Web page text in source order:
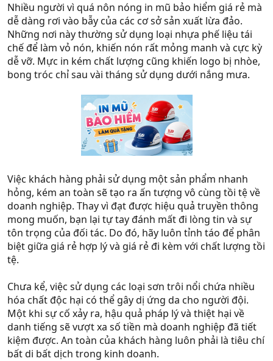
Nhiều người vì quá nôn nóng in mũ bảo hiểm giá rẻ mà
dễ dàng rơi vào bẫy của các cơ sở sản xuất lừa đảo.
Những nơi này thường sử dụng loại nhựa phế liệu tái
chế để làm vỏ nón, khiến nón rất mỏng manh và cực kỳ
dễ vỡ. Mực in kém chất lượng cũng khiến logo bị nhòe,
bong tróc chỉ sau vài tháng sử dụng dưới nắng mưa.
Việc khách hàng phải sử dụng một sản phẩm nhanh
hỏng, kém an toàn sẽ tạo ra ấn tượng vô cùng tồi tệ về
doanh nghiệp. Thay vì đạt được hiệu quả truyền thông
mong muốn, bạn lại tự tay đánh mất đi lòng tin và sự
tôn trọng của đối tác. Do đó, hãy luôn tỉnh táo để phân
biệt giữa giá rẻ hợp lý và giá rẻ đi kèm với chất lượng tồi
tệ.
Chưa kể, việc sử dụng các loại sơn trôi nổi chứa nhiều
hóa chất độc hại có thể gây dị ứng da cho người đội.
Một khi sự cố xảy ra, hậu quả pháp lý và thiệt hại về
danh tiếng sẽ vượt xa số tiền mà doanh nghiệp đã tiết
kiệm được. An toàn của khách hàng luôn phải là tiêu chí
bất di bất dịch trong kinh doanh.